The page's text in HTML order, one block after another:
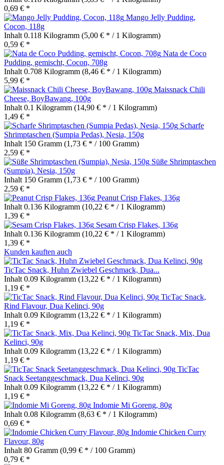
0,69 € *
Mango Jelly Pudding,
Cocon, 118g
Inhalt 0.118 Kilogramm (5,00 € * / 1 Kilogramm)
0,59 € *
Nata de Coco
Pudding, gemischt, Cocon, 708g
Inhalt 0.708 Kilogramm (8,46 € * / 1 Kilogramm)
5,99 € *
Maissnack Chili
Cheese, BoyBawang, 100g
Inhalt 0.1 Kilogramm (14,90 € * / 1 Kilogramm)
1,49 € *
Scharfe
Shrimptaschen (Sumpia Pedas), Nesia, 150g
Inhalt 150 Gramm (1,73 € * / 100 Gramm)
2,59 € *
Süße Shrimptaschen
(Sumpia), Nesia, 150g
Inhalt 150 Gramm (1,73 € * / 100 Gramm)
2,59 € *
Peanut Crisp Flakes, 136g
Inhalt 0.136 Kilogramm (10,22 € * / 1 Kilogramm)
1,39 € *
Sesam Crisp Flakes, 136g
Inhalt 0.136 Kilogramm (10,22 € * / 1 Kilogramm)
1,39 € *
Kunden kauften auch
TicTac Snack, Huhn Zwiebel Geschmack, Dua...
Inhalt 0.09 Kilogramm (13,22 € * / 1 Kilogramm)
1,19 € *
TicTac Snack,
Rind Flavour, Dua Kelinci, 90g
Inhalt 0.09 Kilogramm (13,22 € * / 1 Kilogramm)
1,19 € *
TicTac Snack, Mix, Dua
Kelinci, 90g
Inhalt 0.09 Kilogramm (13,22 € * / 1 Kilogramm)
1,19 € *
TicTac
Snack Seetanggeschmack, Dua Kelinci, 90g
Inhalt 0.09 Kilogramm (13,22 € * / 1 Kilogramm)
1,19 € *
Indomie Mi Goreng, 80g
Inhalt 0.08 Kilogramm (8,63 € * / 1 Kilogramm)
0,69 € *
Indomie Chicken Curry
Flavour, 80g
Inhalt 80 Gramm (0,99 € * / 100 Gramm)
0,79 € *